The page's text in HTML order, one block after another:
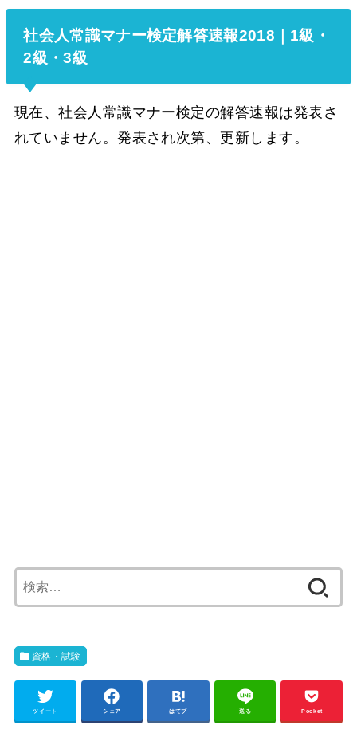
社会人常識マナー検定解答速報2018｜1級・
2級・3級
現在、社会人常識マナー検定の解答速報は発表さ
れていません。発表され次第、更新します。
索:
資格・試験
ツイート シェア はてブ 送る Pocket